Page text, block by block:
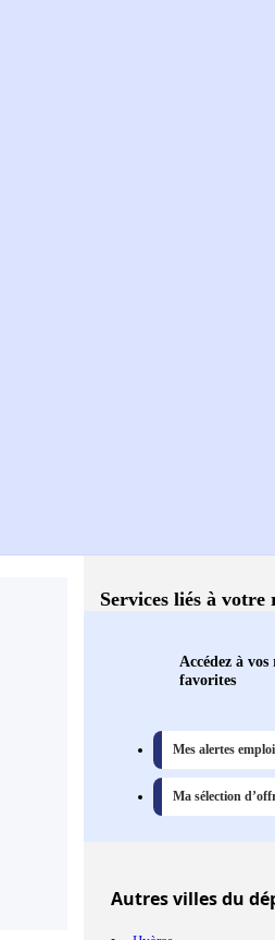
Services liés à votre
Accédez à vos
favorites
Mes alertes emploi
Ma sélection
Autresvillesdu